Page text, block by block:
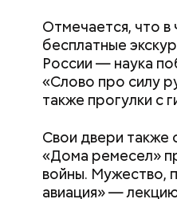
Отмечается, что
бесплатные
России — наука
«Слово про силу
также прогулки с
Свои двери также
«Дома ремесел»
войны. Мужество,
авиация» —
Данные уходят в
применением
экстренный или
происходит не